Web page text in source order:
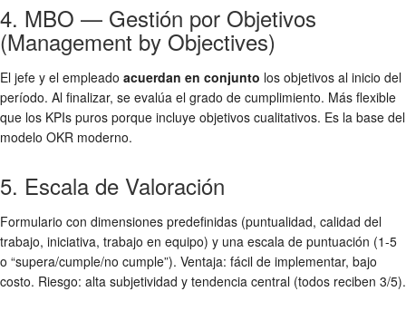
4. MBO — Gestión por Objetivos
(Management by Objectives)
El jefe y el empleado acuerdan en conjunto los objetivos al inicio del
período. Al finalizar, se evalúa el grado de cumplimiento. Más flexible
que los KPIs puros porque incluye objetivos cualitativos. Es la base del
modelo OKR moderno.
5. Escala de Valoración
Formulario con dimensiones predefinidas (puntualidad, calidad del
trabajo, iniciativa, trabajo en equipo) y una escala de puntuación (1-5
o “supera/cumple/no cumple”). Ventaja: fácil de implementar, bajo
costo. Riesgo: alta subjetividad y tendencia central (todos reciben 3/5).